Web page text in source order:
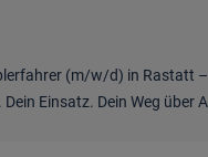
(m/w/d) in Rastatt –
Dein Einsatz. Dein Weg über